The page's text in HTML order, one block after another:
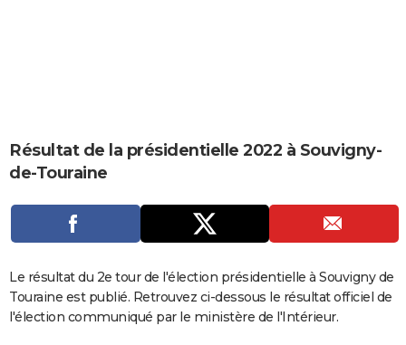
Carte de Noël
Carte Bonne année
Carte Saint-Valentin
Carte Pâques
Carte d'anniversaire
DICTIONNAIRE
PROGRAMME TV
COPAINS D'AVANT
S'inscrire
Se connecter
Lycées
Collèges
Primaires
Universités
Entreprises
Service militaire
Avis de recherche
AVIS DE DÉCÈS
FORUM
Résultat de la présidentielle 2022 à Souvigny-
de-Touraine
Le résultat du 2e tour de l'élection présidentielle à Souvigny de
Touraine est publié. Retrouvez ci-dessous le résultat officiel de
l'élection communiqué par le ministère de l'Intérieur.